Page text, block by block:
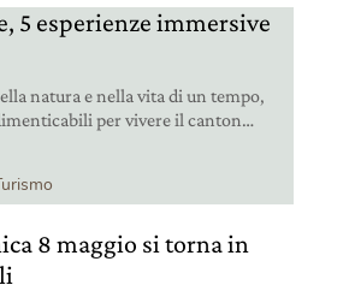
5 esperienze immersive
natura e nella vita di un tempo,
per vivere il canton
8 maggio si torna in